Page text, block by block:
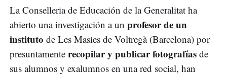
La Conselleria de Educación de la Generalitat ha
abierto una investigación a un profesor de un
instituto de Les Masies de Voltregà (Barcelona) por
presuntamente recopilar y publicar fotografías de
sus alumnos y exalumnos en una red social, han